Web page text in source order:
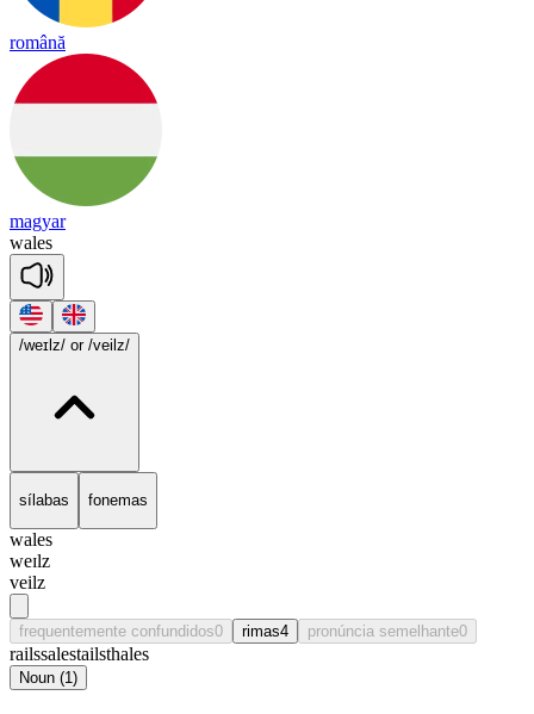
română
magyar
wales
/weɪlz/ or /veilz/
sílabas fonemas
wales
weɪlz
veilz
frequentemente confundidos0 rimas4 pronúncia semelhante0
railssalestailsthales
Noun (1)